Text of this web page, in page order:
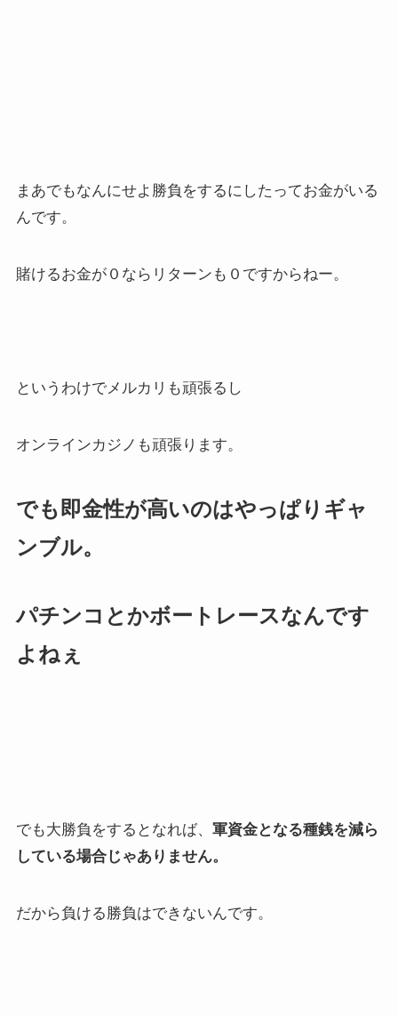
まあでもなんにせよ勝負をするにしたってお金がいる
んです。
賭けるお金が０ならリターンも０ですからねー。
というわけでメルカリも頑張るし
オンラインカジノも頑張ります。
でも即金性が高いのはやっぱりギャ
ンブル。
パチンコとかボートレースなんです
よねぇ
でも大勝負をするとなれば、 軍資金となる種銭を減ら
している場合じゃありません。
だから負ける勝負はできないんです。